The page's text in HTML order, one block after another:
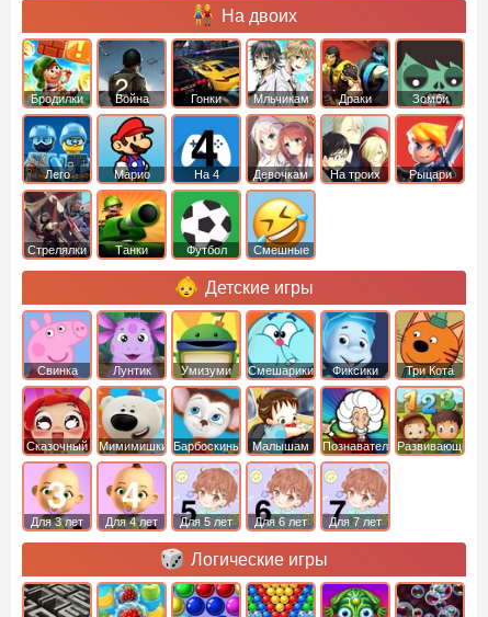
На двоих
Бродилки Война Гонки Мльчикам Драки Зомби
Лего Марио На 4 Девочкам На троих Рыцари
Стрелялки Танки Футбол Смешные
Детские игры
Свинка
Пеппа
Лунтик Умизуми Смешарики Фиксики Три Кота
Сказочный
патруль
Мимимишки Барбоскины Малышам ПознавательныеРазвивающие
Для 3 лет Для 4 лет Для 5 лет Для 6 лет Для 7 лет
Логические игры